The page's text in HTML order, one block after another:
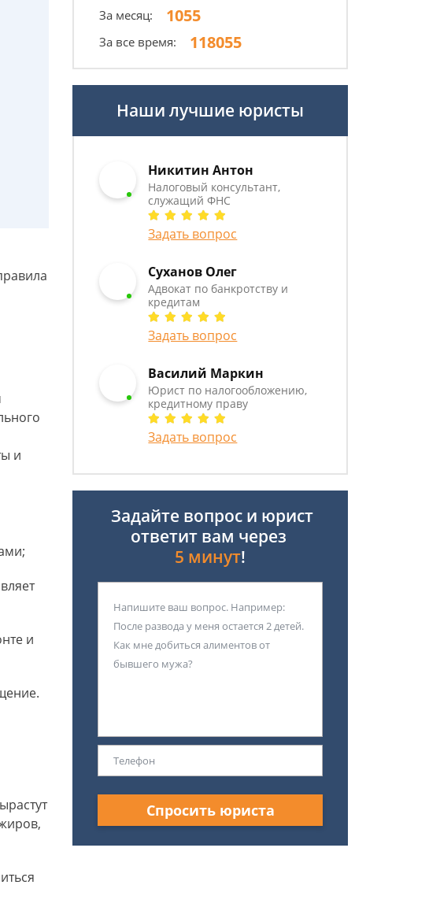
и
и
За месяц: 1055
За все время: 118055
Наши лучшие юристы
Никитин Антон
Налоговый консультант,
служащий ФНС
Задать вопрос
Суханов Олег
Адвокат по банкротству и
кредитам
Задать вопрос
Василий Маркин
Юрист по налогообложению,
кредитному праву
Задать вопрос
Задайте вопрос и юрист
ответит вам через
5 минут!
Спросить юриста